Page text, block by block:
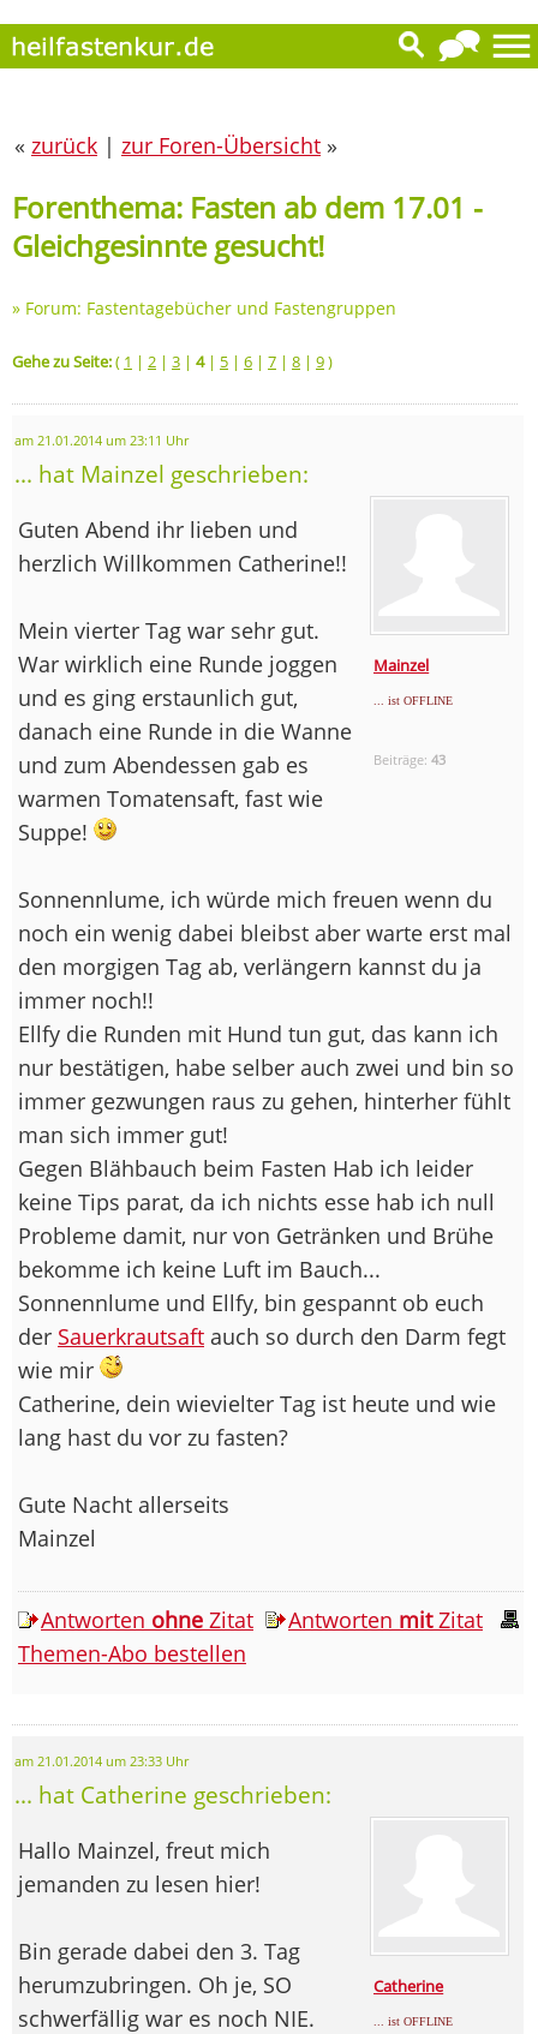
« zurück | zur Foren-Übersicht »
Forenthema: Fasten ab dem 17.01 -
Gleichgesinnte gesucht!
» Forum: Fastentagebücher und Fastengruppen
Gehe zu Seite:( 1 | 2 | 3 | 4| 5 | 6 | 7 | 8 | 9)
am 21.01.2014 um 23:11 Uhr
... hat Mainzel geschrieben:
Mainzel
... ist OFFLINE
Beiträge:43
Guten Abend ihr lieben und
herzlich Willkommen Catherine!!
Mein vierter Tag war sehr gut.
War wirklich eine Runde joggen
und es ging erstaunlich gut,
danach eine Runde in die Wanne
und zum Abendessen gab es
warmen Tomatensaft, fast wie
Suppe!
Sonnennlume, ich würde mich freuen wenn du
noch ein wenig dabei bleibst aber warte erst mal
den morgigen Tag ab, verlängern kannst du ja
immer noch!!
Ellfy die Runden mit Hund tun gut, das kann ich
nur bestätigen, habe selber auch zwei und bin so
immer gezwungen raus zu gehen, hinterher fühlt
man sich immer gut!
Gegen Blähbauch beim Fasten Hab ich leider
keine Tips parat, da ich nichts esse hab ich null
Probleme damit, nur von Getränken und Brühe
bekomme ich keine Luft im Bauch...
Sonnennlume und Ellfy, bin gespannt ob euch
der Sauerkrautsaft auch so durch den Darm fegt
wie mir
Catherine, dein wievielter Tag ist heute und wie
lang hast du vor zu fasten?
Gute Nacht allerseits
Mainzel
Antworten ohne Zitat Antworten mitZitat
Themen-Abo bestellen
am 21.01.2014 um 23:33 Uhr
... hat Catherine geschrieben:
Catherine
... ist OFFLINE
Hallo Mainzel, freut mich
jemanden zu lesen hier!
Bin gerade dabei den 3. Tag
herumzubringen. Oh je, SO
schwerfällig war es noch NIE.